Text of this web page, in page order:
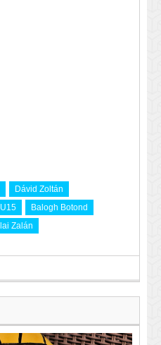
Dávid Zoltán
U15
Balogh Botond
Zalán